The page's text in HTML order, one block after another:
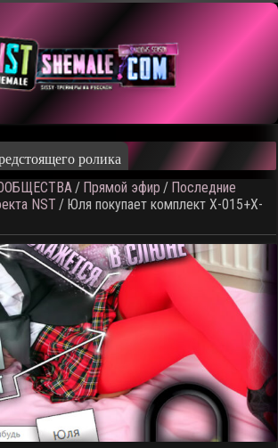
п
/ Прямой эфир / Последние
NST / Юля покупает комплект X-015+X-